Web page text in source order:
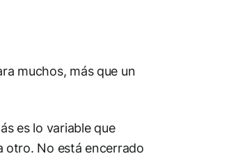
muchos, más que un
es lo variable que
otro. No está encerrado